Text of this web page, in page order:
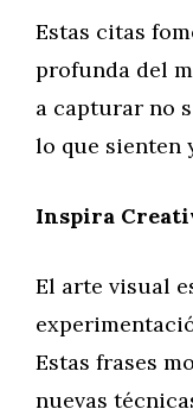
Estas citas
profunda del
a capturar no
lo que sienten
Inspira
El arte visual
Estas frases
nuevas